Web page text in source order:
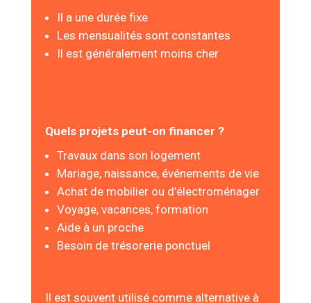
Il a une durée fixe
Les mensualités sont constantes
Il est généralement moins cher
Quels projets peut-on financer ?
Travaux dans son logement
Mariage, naissance, événements de vie
Achat de mobilier ou d’électroménager
Voyage, vacances, formation
Aide à un proche
Besoin de trésorerie ponctuel
Il est souvent utilisé comme alternative à